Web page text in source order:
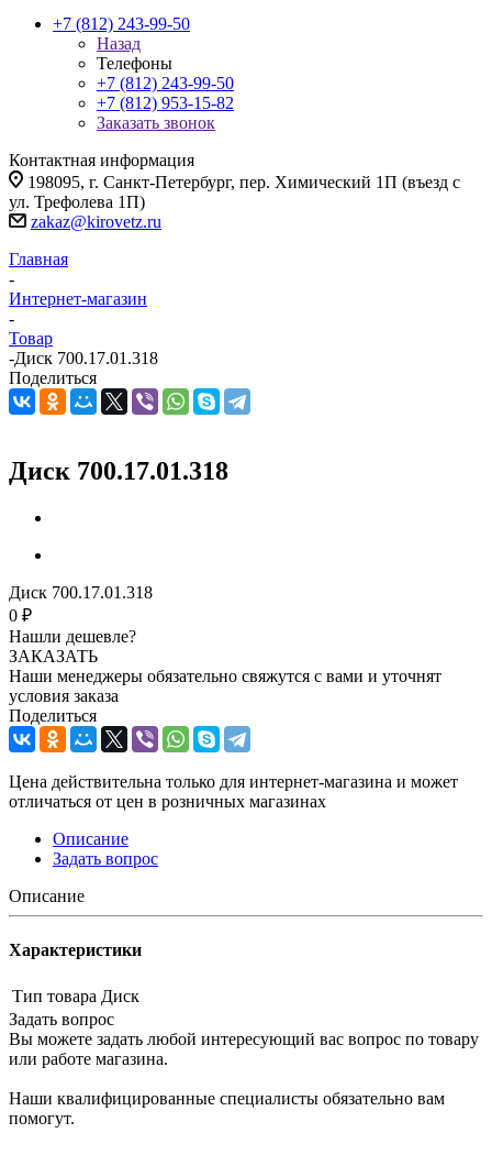
+7 (812) 243-99-50
Назад
Телефоны
+7 (812) 243-99-50
+7 (812) 953-15-82
Заказать звонок
Контактная информация
198095, г. Санкт-Петербург, пер. Химический 1П (въезд с
ул. Трефолева 1П)
zakaz@kirovetz.ru
Главная
-
Интернет-магазин
-
Товар
-Диск 700.17.01.318
Поделиться
Диск 700.17.01.318
Диск 700.17.01.318
0 ₽
Нашли дешевле?
ЗАКАЗАТЬ
Наши менеджеры обязательно свяжутся с вами и уточнят
условия заказа
Поделиться
Цена действительна только для интернет-магазина и может
отличаться от цен в розничных магазинах
Описание
Задать вопрос
Описание
Характеристики
Тип товара Диск
Задать вопрос
Вы можете задать любой интересующий вас вопрос по товару
или работе магазина.
Наши квалифицированные специалисты обязательно вам
помогут.